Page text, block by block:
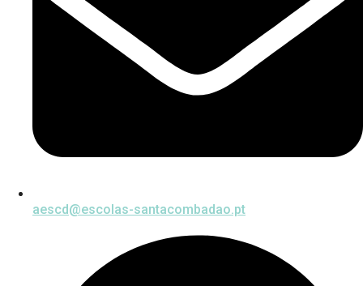
aescd@escolas-santacombadao.pt